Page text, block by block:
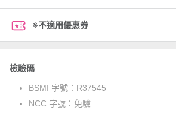
※不適用優惠券
檢驗碼
BSMI 字號： R37545
NCC 字號： 免驗